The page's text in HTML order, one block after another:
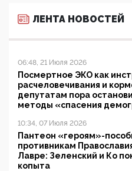
ЛЕНТА НОВОСТЕЙ
06:48, 21 Июля 2026
Посмертное ЭКО как
расчеловечивания и
депутатам пора
методы «спасения
10:34, 07 Июля 2026
Пантеон «героям»-
противникам
Лавре: Зеленский и Ко
копыта